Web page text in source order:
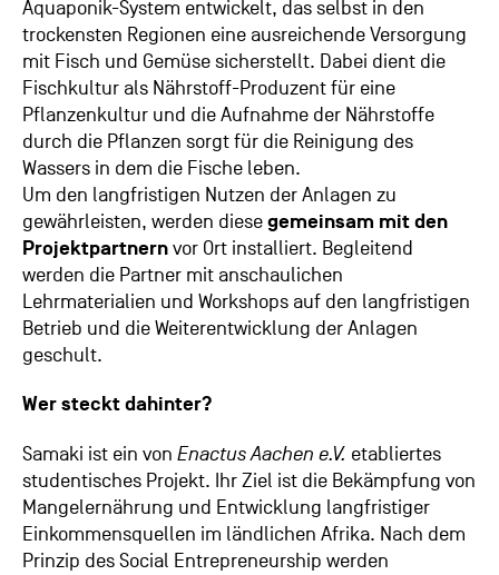
Aquaponik-System entwickelt, das selbst in den
trockensten Regionen eine ausreichende Versorgung
mit Fisch und Gemüse sicherstellt. Dabei dient die
Fischkultur als Nährstoff-Produzent für eine
Pflanzenkultur und die Aufnahme der Nährstoffe
durch die Pflanzen sorgt für die Reinigung des
Wassers in dem die Fische leben.
Um den langfristigen Nutzen der Anlagen zu
gewährleisten, werden diesegemeinsam mit den
Projektpartnernvor Ort installiert. Begleitend
werden die Partner mit anschaulichen
Lehrmaterialien und Workshops auf den langfristigen
Betrieb und die Weiterentwicklung der Anlagen
geschult.
Wer steckt dahinter?
Samaki ist ein von Enactus Aachen e.V. etabliertes
studentisches Projekt. Ihr Ziel ist die Bekämpfung von
Mangelernährung und Entwicklung langfristiger
Einkommensquellen im ländlichen Afrika. Nach dem
Prinzip des Social Entrepreneurship werden